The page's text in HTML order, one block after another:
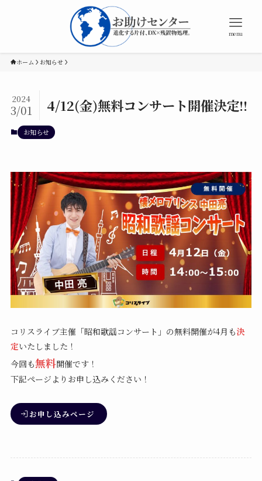
menu
ホーム お知らせ
4/12(金)無料コンサート開催決定!!
2024
3/01
お知らせ
コリスライブ主催「昭和歌謡コンサート」の無料開催が4月も決
定いたしました！
今回も無料開催です！
下記ページよりお申し込みください！
お申し込みページ